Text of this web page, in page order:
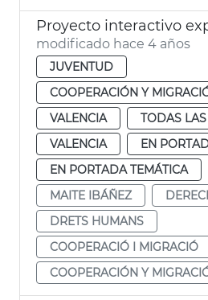
modificado hace 4 años
JUVENTUD
COOPERACIÓN Y
VALENCIA
TODAS
VALENCIA
EN
EN PORTADA TEMÁTICA
MAITE IBÁÑEZ
DRETS HUMANS
COOPERACIÓ I MIGRACIÓ
COOPERACIÓN Y